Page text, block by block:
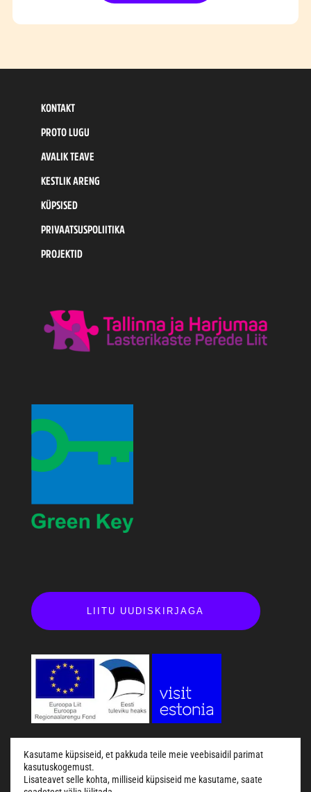
KONTAKT
PROTO LUGU
AVALIK TEAVE
KESTLIK ARENG
KÜPSISED
PRIVAATSUSPOLIITIKA
PROJEKTID
LIITU UUDISKIRJAGA
Küsi abi!
Kasutame küpsiseid, et pakkuda teile meie veebisaidil parimat
kasutuskogemust.
Lisateavet selle kohta, milliseid küpsiseid me kasutame, saate